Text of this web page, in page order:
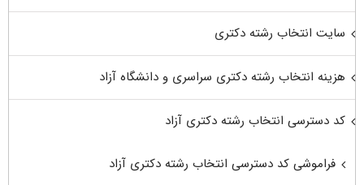
سایت انتخاب رشته دکتری
هزینه انتخاب رشته دکتری سراسری و دانشگاه آزاد
کد دسترسی انتخاب رشته دکتری آزاد
فراموشی کد دسترسی انتخاب رشته دکتری آزاد